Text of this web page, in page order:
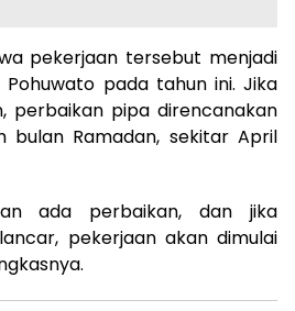
pekerjaan tersebut menjadi
Pohuwato pada tahun ini. Jika
perbaikan pipa direncanakan
bulan Ramadan, sekitar April
ada perbaikan, dan jika
pekerjaan akan dimulai